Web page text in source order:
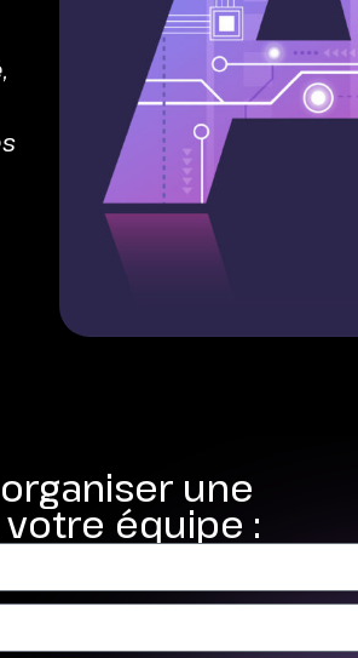
une
équipe :